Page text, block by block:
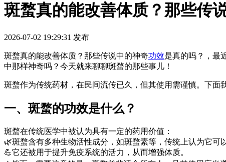
斑蝥真的能改善体质？那些传
2026-07-02 19:29:31 发布
斑蝥真的能改善体质？那些传说中的神奇功效是真的吗？，最
中那样神奇吗？今天就来聊聊斑蝥的那些事儿！
斑蝥作为传统药材，在民间流传已久，但其使用需谨慎。下面
一、斑蝥的功效是什么？
斑蝥在传统医学中被认为具有一定的药用价值：
🌿斑蝥含有多种生物活性成分，如斑蝥素等，传统上认为它可
💪它还被用于提升免疫系统的活力，从而增强体质。